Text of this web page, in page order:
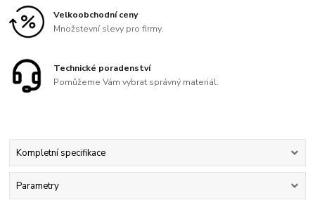
Velkoobchodní ceny
Množstevní slevy pro firmy.
Technické poradenství
Pomůžeme Vám vybrat správný materiál.
Kompletní specifikace
Parametry